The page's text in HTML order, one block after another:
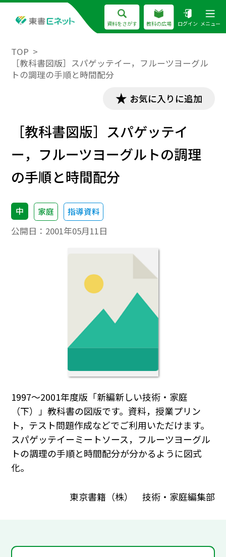
資料をさがす 教科の広場 ログイン メニュー
TOP
［教科書図版］スパゲッテイー，フルーツヨーグル
トの調理の手順と時間配分
お気に入りに追加
［教科書図版］スパゲッテイ
ー，フルーツヨーグルトの調理
の手順と時間配分
中 家庭 指導資料
公開日： 2001年05月11日
1997～2001年度版「新編新しい技術・家庭
（下）」教科書の図版です。資料，授業プリン
ト，テスト問題作成などでご利用いただけます。
スパゲッテイーミートソース，フルーツヨーグル
トの調理の手順と時間配分が分かるように図式
化。
東京書籍（株） 技術・家庭編集部